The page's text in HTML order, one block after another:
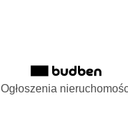
Ogłoszenia